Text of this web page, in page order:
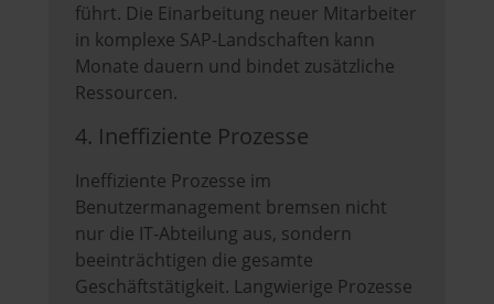
führt. Die Einarbeitung neuer Mitarbeiter
in komplexe SAP-Landschaften kann
Monate dauern und bindet zusätzliche
Ressourcen.
4. Ineffiziente Prozesse
Ineffiziente Prozesse im
Benutzermanagement bremsen nicht
nur die IT-Abteilung aus, sondern
beeinträchtigen die gesamte
Geschäftstätigkeit. Langwierige Prozesse